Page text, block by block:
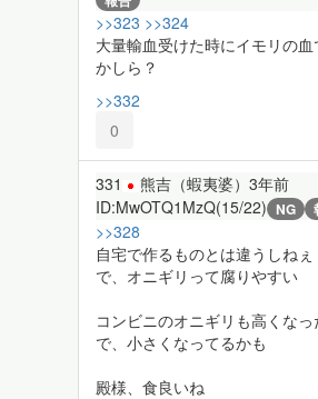
>>323 >>324
大量輸血受けた時にイモリの
かしら？
>>332
0
331 熊吉（蝦夷婆） 3年前
ID:MwOTQ1MzQ(15/22) NG
>>328
自宅で作るものとは違うしねぇ
で、オニギリって腐りやすい
コンビニのオニギリも高くなっ
で、小さくなってるかも
殿様、食良いね